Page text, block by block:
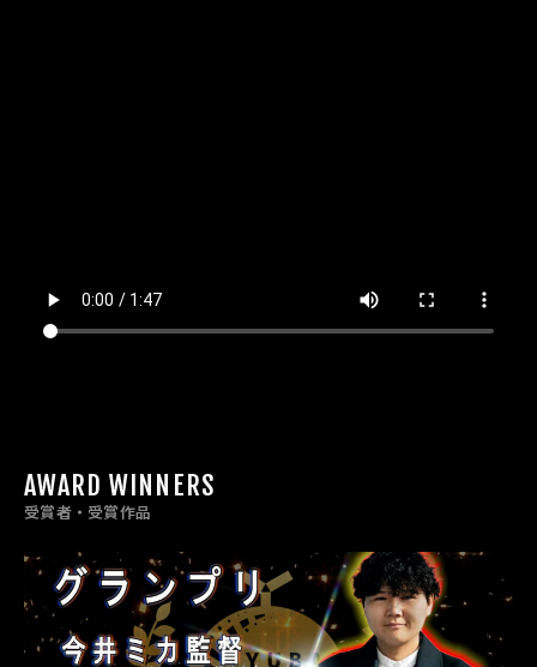
AWARD WINNERS
受賞者・受賞作品